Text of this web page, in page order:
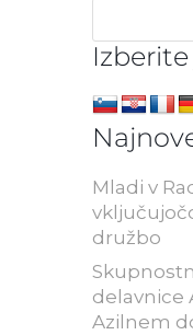
Mladi v
družbo
delavnice
Azilnem